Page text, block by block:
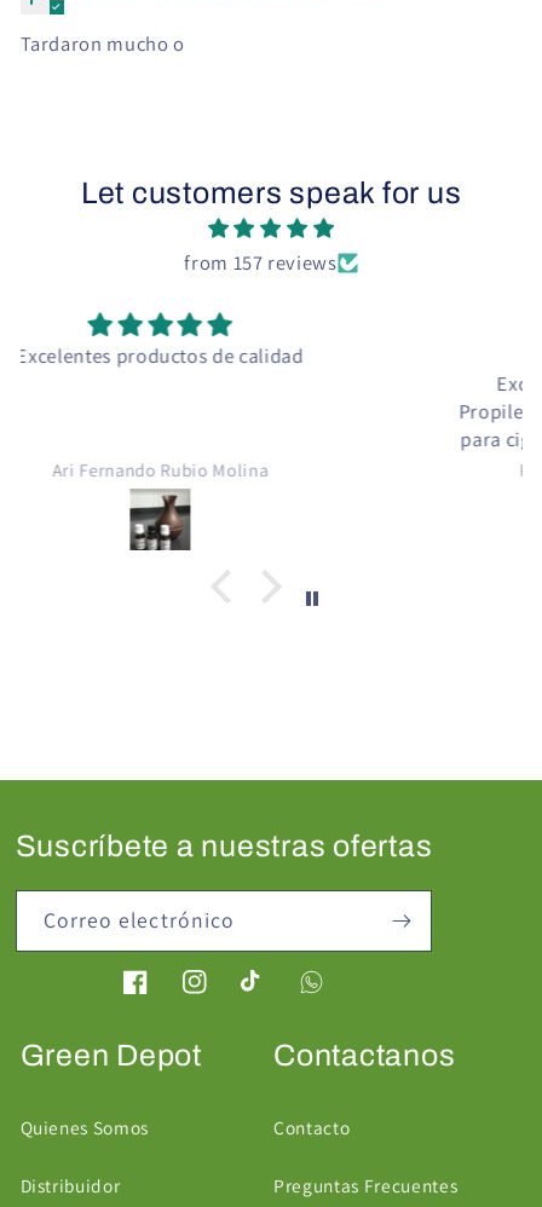
Tardaron mucho o
Let customers speak for us
from 157 reviews
Glicerina vegetal
Propilenglicol y crear con esencias de aromas
para cigarro electrónico .. crear líquidos para
cigarro electrónico, gracias Green Depot
Pedro Armando De Leon Echeverria
Suscríbete a nuestras ofertas
Correo electrónico
FacebookInstagramTikTok
Green Depot
Quienes Somos
Distribuidor
Contactanos
Contacto
Preguntas Frecuentes